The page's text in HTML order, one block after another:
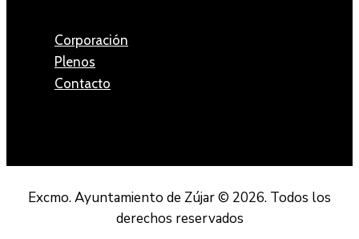
Corporación
Plenos
Contacto
Excmo. Ayuntamiento de Zújar © 2026. Todos los
derechos reservados